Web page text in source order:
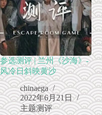
参选测评 | 兰州《沙海》-
风冷日斜映黄沙
chinaega
2022年6月21日
主题测评